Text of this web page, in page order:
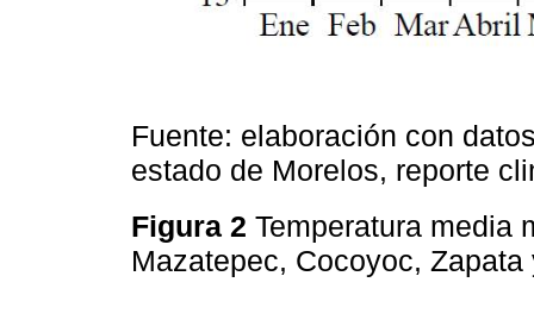
Fuente: elaboración con
estado de Morelos, reporte
Figura 2 Temperatura media
Mazatepec, Cocoyoc,